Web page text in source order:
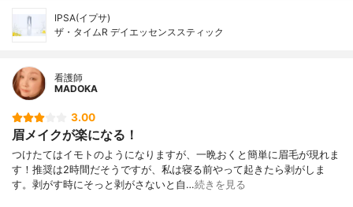
IPSA(イプサ)
ザ・タイムR デイエッセンススティック
看護師
MADOKA
3.00
眉メイクが楽になる！
つけたてはイモトのようになりますが、一晩おくと簡単に眉毛が現れま
す！推奨は2時間だそうですが、私は寝る前やって起きたら剥がしま
す。剥がす時にそっと剥がさないと自…続きを見る